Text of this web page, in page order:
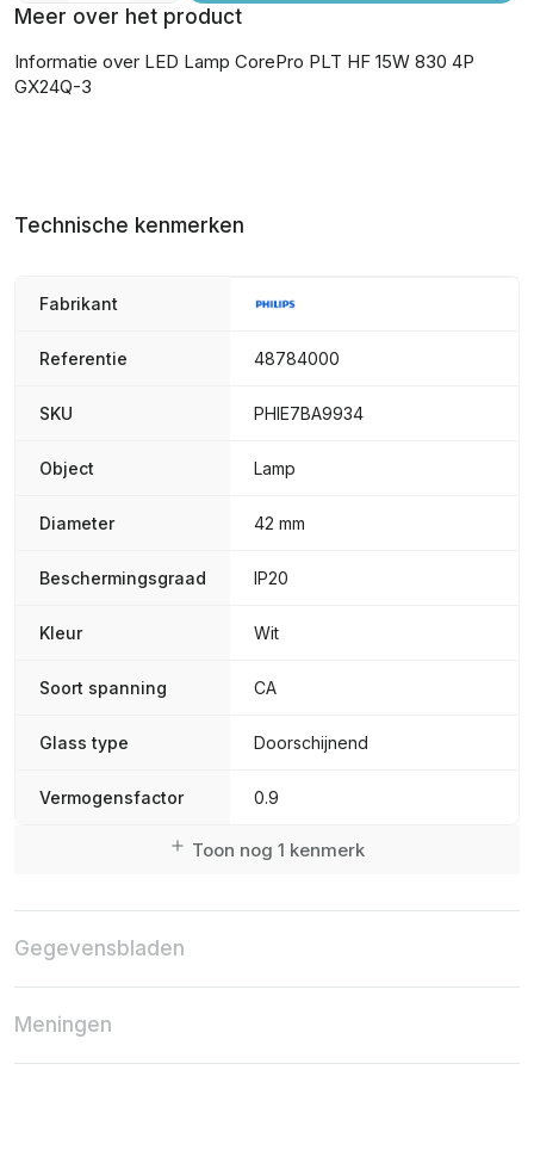
Meer over het product
Informatie over LED Lamp CorePro PLT HF 15W 830 4P
GX24Q-3
Technische kenmerken
Fabrikant
Referentie 48784000
SKU PHIE7BA9934
Object Lamp
Diameter 42 mm
Beschermingsgraad IP20
Kleur Wit
Soort spanning CA
Glass type Doorschijnend
Vermogensfactor 0.9
Toon nog 1 kenmerk
Gegevensbladen
Meningen